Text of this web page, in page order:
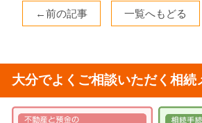
←前の記事 一覧へもどる
大分でよくご相談いただく相続